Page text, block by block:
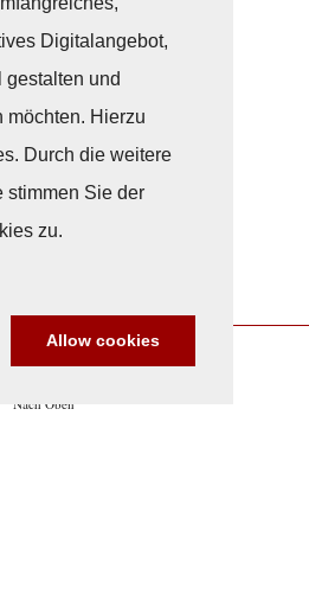
Digitalangebot,
gestalten und
möchten. Hierzu
Durch die weitere
stimmen Sie der
zu.
Allow cookies
Nach Oben